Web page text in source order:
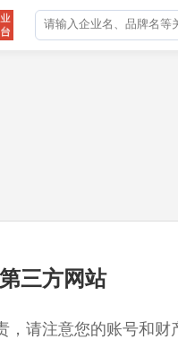
三方网站
，请注意您的账号和财